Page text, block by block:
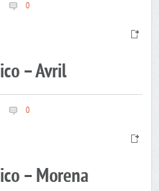
0
– Avril
0
– Morena